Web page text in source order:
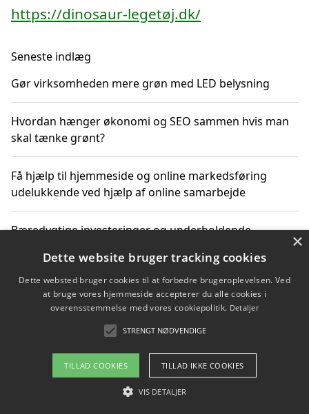
https://dinosaur-legetøj.dk/
Seneste indlæg
Gør virksomheden mere grøn med LED belysning
Hvordan hænger økonomi og SEO sammen hvis man
skal tænke grønt?
Få hjælp til hjemmeside og online markedsføring
udelukkende ved hjælp af online samarbejde
Bæredygtige investeringer og underholdende
Sådan kan online møder for virksomheder fremme
grønne investeringer
Copyright 2026 - Pilanto Aps
Om / kontakt
×
Dette website bruger tracking cookies
Dette websted bruger cookies til at forbedre brugeroplevelsen. Ved
at bruge vores hjemmeside accepterer du alle cookies i
overensstemmelse med vores cookiepolitik. Detaljer
STRENGT NØDVENDIGE
TILLAD COOKIES TILLAD IKKE COOKIES
VIS DETALJER